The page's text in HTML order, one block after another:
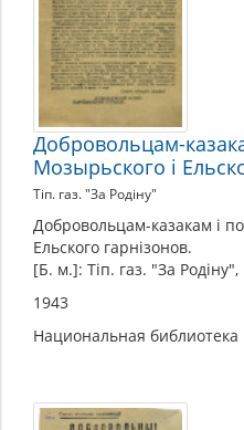
Добровольцам-
Мозырьского i
Тiп. газ. "За Родiну"
Добровольцам-казакам i
Ельского гарнiзонов.
[Б. м.]: Тiп. газ. "За Родiну",
1943
Национальная библиотека